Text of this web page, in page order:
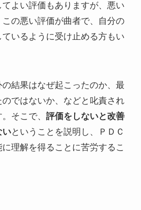
てよい評価もありますが、悪い
の悪い評価が曲者で、自分の
ているように受け止める方もい
結果はなぜ起こったのか、最
ではないか、などと叱責され
そこで、 評価をしないと改善
いということを説明し、ＰＤＣ
理解を得ることに苦労するこ